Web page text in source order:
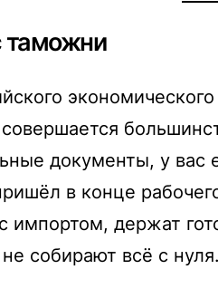
таможни
документы, у вас
в конце
импортом, держат
собирают всё с